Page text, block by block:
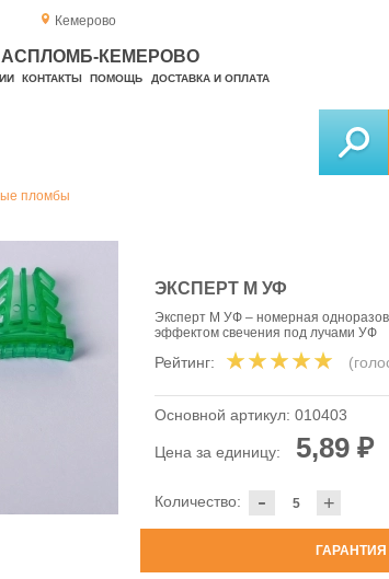
Кемерово
АСПЛОМБ-КЕМЕРОВО
КОНТАКТЫ ПОМОЩЬ ДОСТАВКА И ОПЛАТА
пломбы
ЭКСПЕРТ М УФ
Эксперт М УФ – номерная
эффектом свечения под лучами УФ
Рейтинг:
Основной артикул: 010403
Цена за единицу: 5,89 ₽
- +
Количество: